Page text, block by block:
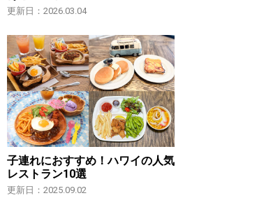
更新日：2026.03.04
子連れにおすすめ！ハワイの人気
レストラン10選
更新日：2025.09.02